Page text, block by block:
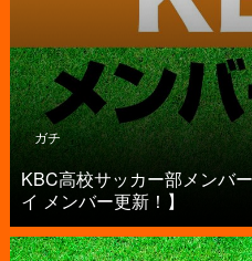
ガチ
KBC高校サッカー部メンバ
イ メンバー更新！】